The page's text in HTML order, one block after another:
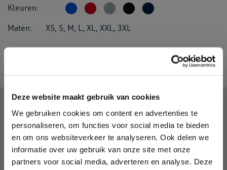
Deze website maakt gebruik van cookies
We gebruiken cookies om content en advertenties te
personaliseren, om functies voor social media te bieden
en om ons websiteverkeer te analyseren. Ook delen we
informatie over uw gebruik van onze site met onze
partners voor social media, adverteren en analyse. Deze
Kleuren:
Maten:
XS, S, M, L, XL, XXL, 3XL
Bezig met ophalen actuele voorraden...
Alternatieven